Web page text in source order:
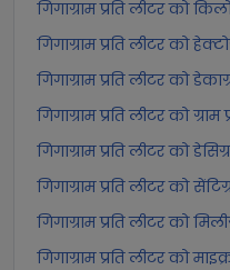
गिगाग्राम प्रति लीटर को
गिगाग्राम प्रति लीटर को
गिगाग्राम प्रति लीटर को
गिगाग्राम प्रति लीटर को
गिगाग्राम प्रति लीटर को
गिगाग्राम प्रति लीटर को
गिगाग्राम प्रति लीटर को
गिगाग्राम प्रति लीटर को